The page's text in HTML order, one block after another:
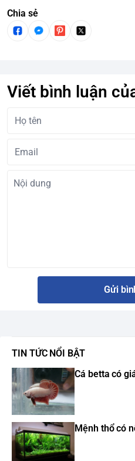
Chia sẻ
Viết bình luận
Gửi
TIN TỨC NỔI BẬT
Cá betta có
Mệnh thổ có